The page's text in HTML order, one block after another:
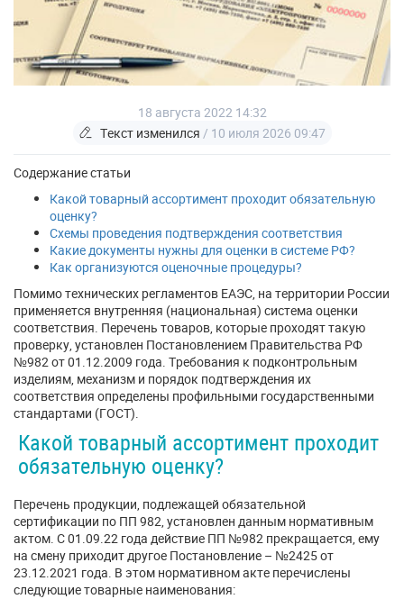
18 августа 2022 14:32
Текст изменился / 10 июля 2026 09:47
Содержание статьи
Какой товарный ассортимент проходит обязательную
оценку?
Схемы проведения подтверждения соответствия
Какие документы нужны для оценки в системе РФ?
Как организуются оценочные процедуры?
Помимо технических регламентов ЕАЭС, на территории России
применяется внутренняя (национальная) система оценки
соответствия. Перечень товаров, которые проходят такую
проверку, установлен Постановлением Правительства РФ
№982 от 01.12.2009 года. Требования к подконтрольным
изделиям, механизм и порядок подтверждения их
соответствия определены профильными государственными
стандартами (ГОСТ).
Какой товарный ассортимент проходит
обязательную оценку?
Перечень продукции, подлежащей обязательной
сертификации по ПП 982, установлен данным нормативным
актом. С 01.09.22 года действие ПП №982 прекращается, ему
на смену приходит другое Постановление – №2425 от
23.12.2021 года. В этом нормативном акте перечислены
следующие товарные наименования: